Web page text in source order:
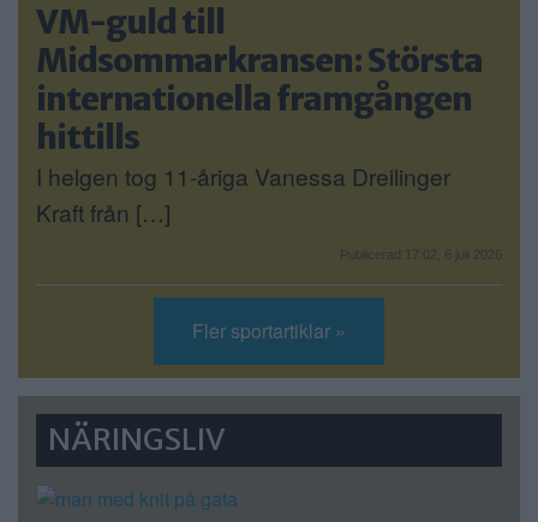
VM-guld till
Midsommarkransen: Största
internationella framgången
hittills
I helgen tog 11-åriga Vanessa Dreilinger
Kraft från […]
Publicerad 17:02, 6 juli 2026
Fler sportartiklar »
NÄRINGSLIV